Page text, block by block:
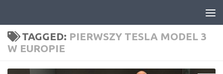
TAGGED: PIERWSZY TESLA MODEL 3
W EUROPIE